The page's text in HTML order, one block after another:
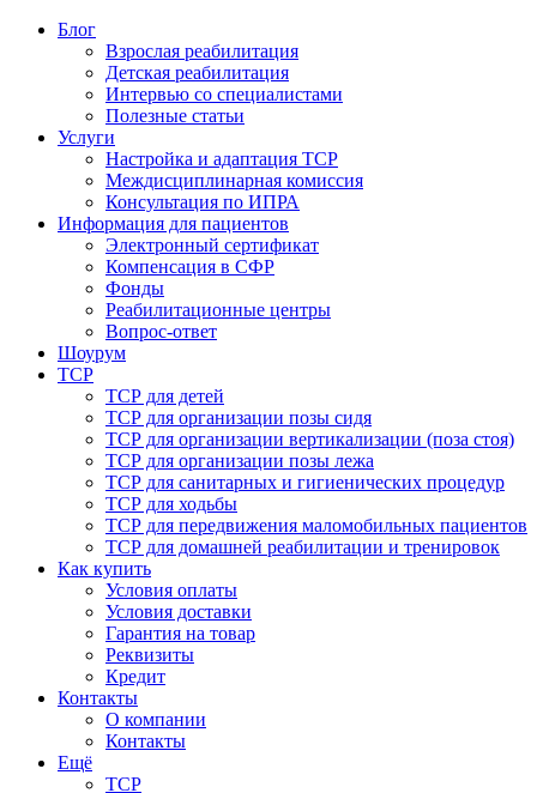
Блог
Взрослая реабилитация
Детская реабилитация
Интервью со специалистами
Полезные статьи
Услуги
Настройка и адаптация ТСР
Междисциплинарная комиссия
Консультация по ИПРА
Информация для пациентов
Электронный сертификат
Компенсация в СФР
Фонды
Реабилитационные центры
Вопрос-ответ
Шоурум
ТСР
ТСР для детей
ТСР для организации позы сидя
ТСР для организации вертикализации (поза стоя)
ТСР для организации позы лежа
ТСР для санитарных и гигиенических процедур
ТСР для ходьбы
ТСР для передвижения маломобильных пациентов
ТСР для домашней реабилитации и тренировок
Как купить
Условия оплаты
Условия доставки
Гарантия на товар
Реквизиты
Кредит
Контакты
О компании
Контакты
Ещё
ТСР